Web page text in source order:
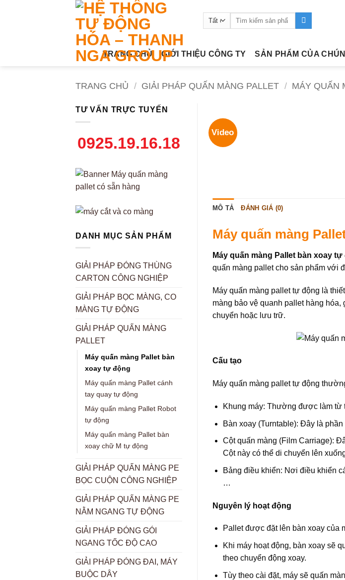
Tìm
TRANG CHỦ GIỚI THIỆU CÔNG TY SẢN PHẨM CỦA
TRANG CHỦ / GIẢI PHÁP QUẤN MÀNG PALLET / MÁY QUẤN
TƯ VẤN TRỰC TUYẾN
0925.19.16.18
DANH MỤC SẢN PHẨM
GIẢI PHÁP ĐÓNG THÙNG
CARTON CÔNG NGHIỆP
GIẢI PHÁP BỌC MÀNG, CO
MÀNG TỰ ĐỘNG
GIẢI PHÁP QUẤN MÀNG
PALLET
Máy quấn màng Pallet bàn
xoay tự động
Máy quấn màng Pallet cánh
tay quay tự động
Máy quấn màng Pallet Robot
tự động
Máy quấn màng Pallet bàn
xoay chữ M tự động
GIẢI PHÁP QUẤN MÀNG PE
BỌC CUỘN CÔNG NGHIỆP
GIẢI PHÁP QUẤN MÀNG PE
NẰM NGANG TỰ ĐỘNG
GIẢI PHÁP ĐÓNG GÓI
NGANG TỐC ĐỘ CAO
GIẢI PHÁP ĐÓNG ĐAI, MÁY
BUỘC DÂY
Video
MÔ TẢ ĐÁNH GIÁ (0)
Máy quấn màng
Máy quấn màng Pallet bàn xoay tự
quấn màng pallet cho sản phẩm với
Máy quấn màng pallet tự động là
màng bảo vệ quanh pallet hàng
chuyển hoặc lưu trữ.
Cấu tạo
Máy quấn màng pallet tự động
Khung máy: Thường được làm từ
Bàn xoay (Turntable): Đây là
Cột quấn màng (Film Carriage):
Cột này có thể di chuyển lên
Bảng điều khiển: Nơi điều khiển
…
Nguyên lý hoạt động
Pallet được đặt lên bàn xoay của
Khi máy hoạt động, bàn xoay sẽ
theo chuyển động xoay.
Tùy theo cài đặt, máy sẽ quấn